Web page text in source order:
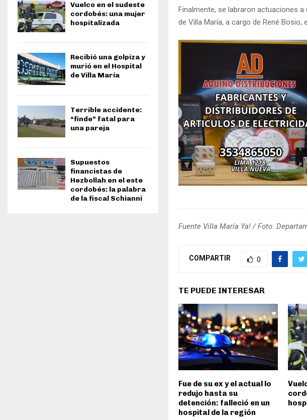
Finalmente, se labraron actuaciones
de Villa María, a cargo de René Bosio,
Fuente Villa María Ya! / Foto:
COMPARTIR 0
TE PUEDE INTERESAR
Fue de su ex y el actual lo
redujo hasta su
detención: falleció en un
hospital de la región
Vuelco en el sudeste
cordobés: una mujer
hospitalizada
Recibió una golpiza y
murió en el Hospital
de Villa María
Terrible accidente:
“finde” fatal para
una pareja
Supuestos
financistas de
Hezbollah en el este
cordobés: la palabra
de la fiscal Schianni